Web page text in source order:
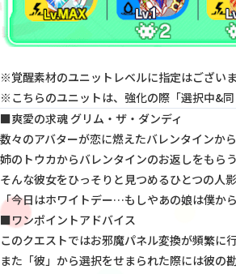
※覚醒素材のユニットレベルに指定はございま
※こちらのユニットは、強化の際「選択中&
■爽愛の求魂 グリム・ザ・ダンディ
数々のアバターが恋に燃えたバレンタインか
姉のトウカからバレンタインのお返しをもら
そんな彼女をひっそりと見つめるひとつの人
「今日はホワイトデー…もしやあの娘は僕か
■ワンポイントアドバイス
このクエストではお邪魔パネル変換が頻繁に
また「彼」から選択をせまられた際には彼の